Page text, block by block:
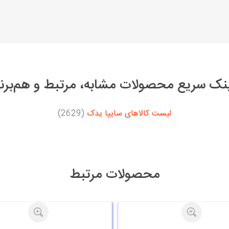
سریع محصولات مشابه، مرتبط و
لیست کالاهای سایپا یدک (2629)
محصولات مرتبط